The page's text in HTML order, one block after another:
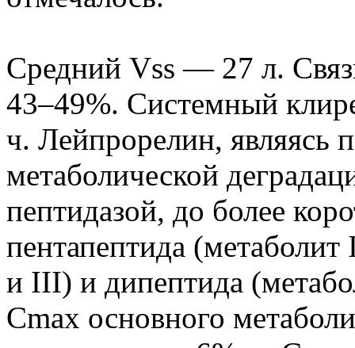
Средний Vss — 27 л.
43–49%. Системный
ч. Лейпрорелин, являясь
метаболической
пептидазой, до более
пентапептида
и III) и дипептида
Cmax основного